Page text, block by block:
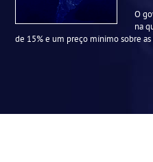
O
na
de 15% e um preço mínimo sobre